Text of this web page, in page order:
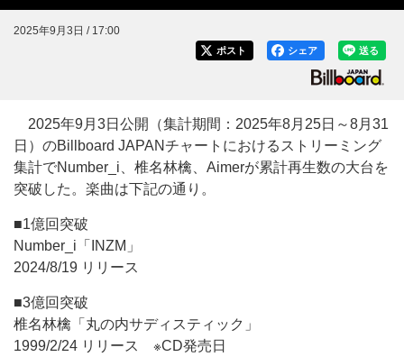
2025年9月3日 / 17:00
送る
シェア
ポスト
2025年9月3日公開（集計期間：2025年8月25日～8月31
日）のBillboard JAPANチャートにおけるストリーミング
集計でNumber_i、椎名林檎、Aimerが累計再生数の大台を
突破した。楽曲は下記の通り。
■1億回突破
Number_i「INZM」
2024/8/19 リリース
■3億回突破
椎名林檎「丸の内サディスティック」
1999/2/24 リリース ※CD発売日